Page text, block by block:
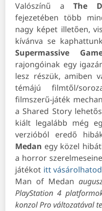
Valószínű aThe
fejezetében több
nagy képet illetően,
kívánva se
Supermassive
rajongóinak egy
lesz részük, amiben
témájú filmtől/
filmszerű-játék
a Shared Story
kiált legalább még
verzióból eredő
Medan egy közel
a horror
játékot itt
Man of Medan
PlayStation 4
konzol Pro változatával